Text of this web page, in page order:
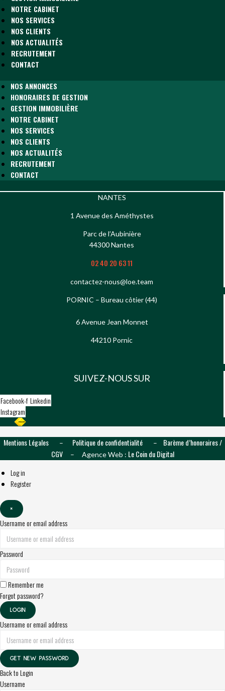
NOTRE CABINET
NOS SERVICES
NOS CLIENTS
NOS ACTUALITÉS
RECRUTEMENT
CONTACT
NOS ANNONCES
HONORAIRES DE GESTION
GESTION IMMOBILIÈRE
NOTRE CABINET
NOS SERVICES
NOS CLIENTS
NOS ACTUALITÉS
RECRUTEMENT
CONTACT
NANTES
1 Avenue des Améthystes
Parc de l’Aubinière
44300 Nantes
02 40 20 63 11
contactez-nous@loe.team
PORNIC – Bureau côtier (44)
6 Avenue Jean Monnet
44210 Pornic
SUIVEZ-NOUS SUR
Facebook-f Linkedin
Instagram
Mentions Légales– Politique de confidentialité– Barème d’honoraires /
CGV– Agence Web : Le Coin du Digital
Log in
Register
×
Username or email address
Password
Remember me
Forgot password?
LOGIN
Username or email address
GET NEW PASSWORD
Back to Login
Username